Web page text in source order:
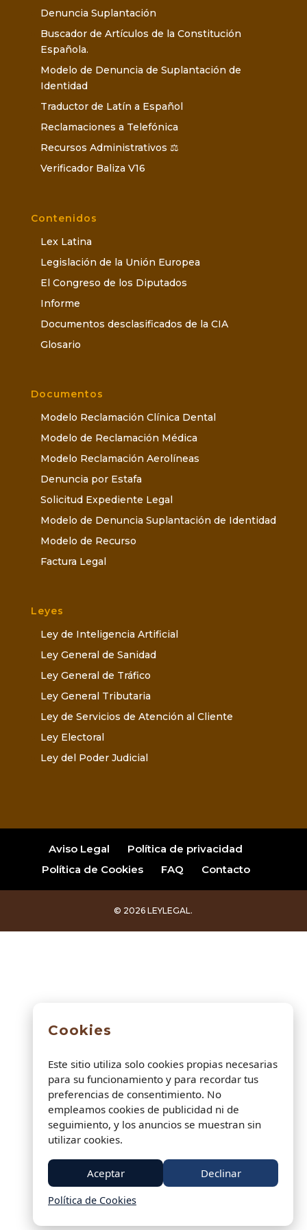
Denuncia Suplantación
Buscador de Artículos de la Constitución
Española.
Modelo de Denuncia de Suplantación de
Identidad
Traductor de Latín a Español
Reclamaciones a Telefónica
Recursos Administrativos ⚖️
Verificador Baliza V16
Contenidos
Lex Latina
Legislación de la Unión Europea
El Congreso de los Diputados
Informe
Documentos desclasificados de la CIA
Glosario
Documentos
Modelo Reclamación Clínica Dental
Modelo de Reclamación Médica
Modelo Reclamación Aerolíneas
Denuncia por Estafa
Solicitud Expediente Legal
Modelo de Denuncia Suplantación de Identidad
Modelo de Recurso
Factura Legal
Leyes
Ley de Inteligencia Artificial
Ley General de Sanidad
Ley General de Tráfico
Ley General Tributaria
Ley de Servicios de Atención al Cliente
Ley Electoral
Ley del Poder Judicial
Aviso Legal
Política de privacidad
Política de Cookies
FAQ Contacto
© 2026 LEYLEGAL.
Cookies
Este sitio utiliza solo cookies propias necesarias
para su funcionamiento y para recordar tus
preferencias de consentimiento. No
empleamos cookies de publicidad ni de
seguimiento, y los anuncios se muestran sin
utilizar cookies.
Aceptar Declinar
Política de Cookies